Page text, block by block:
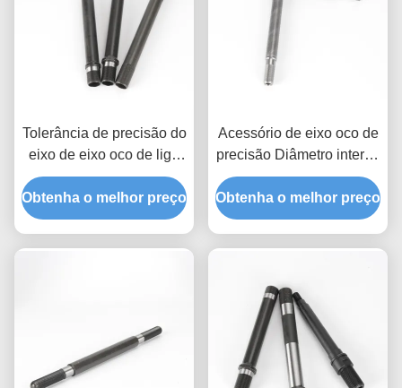
Tolerância de precisão do
eixo de eixo oco de liga
de aço até 0,005 mm para
bicicleta / bicicleta
Obtenha o melhor preço
Acessório de eixo oco de
precisão Diâmetro interno
personalizado Anti-
ferrugem Tratamento de
superfície de
Obtenha o melhor preço